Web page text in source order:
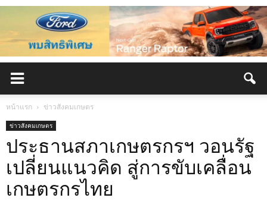
หน้าแรก ข่าวสังคมเกษตร
ข่าวสังคมเกษตร
ประธานสภาเกษตรกรฯ วอนรัฐ
เปลี่ยนแนวคิด สู่การขับเคลื่อน
เกษตรกรไทย